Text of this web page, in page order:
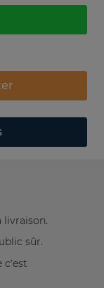
livraison.
sûr.